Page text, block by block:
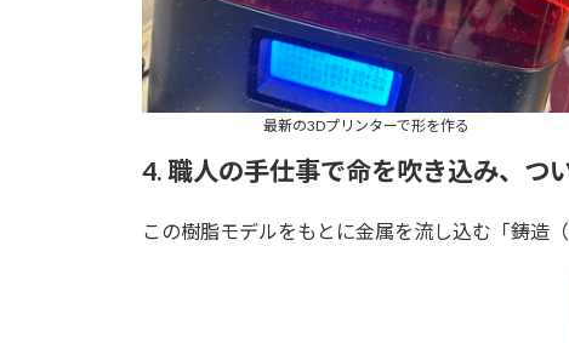
最新の3Dプリンターで形を作る
4. 職人の手仕事で命を吹き込み、つ
この樹脂モデルをもとに金属を流し込む「鋳造